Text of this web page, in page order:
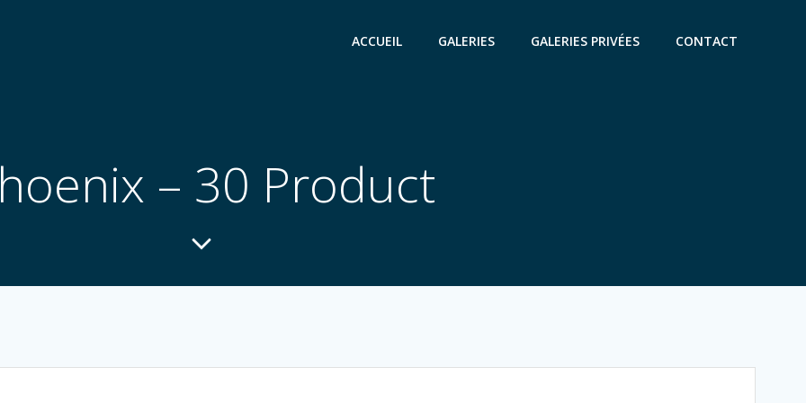
ACCUEIL GALERIES GALERIES PRIVÉES CONTACT
– 30 Product